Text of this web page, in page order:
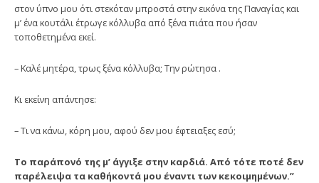
στον ύπνο μου ότι στεκόταν μπροστά στην εικόνα της Παναγίας και
μ’ ένα κουτάλι έτρωγε κόλλυβα από ξένα πιάτα που ήσαν
τοποθετημένα εκεί.
– Καλέ μητέρα, τρως ξένα κόλλυβα; Την ρώτησα .
Κι εκείνη απάντησε:
– Τι να κάνω, κόρη μου, αφού δεν μου έφτειαξες εσύ;
Το παράπονό της μ’ άγγιξε στην καρδιά. Από τότε ποτέ δεν
παρέλειψα τα καθήκοντά μου έναντι των κεκοιμημένων.”